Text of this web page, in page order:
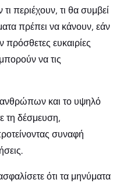
περιέχουν, τι θα συμβεί
πρέπει να κάνουν, εάν
ευκαιρίες
να τις
ανθρώπων και το υψηλό
τη δέσμευση,
συναφή
ότι τα μηνύματα